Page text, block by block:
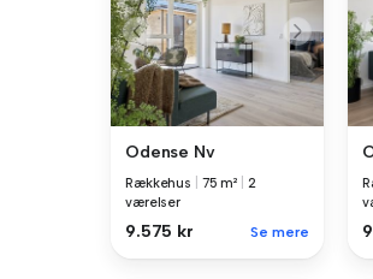
Odense Nv
Rækkehus 75 m²
2
værelser
9.575 kr Se mere